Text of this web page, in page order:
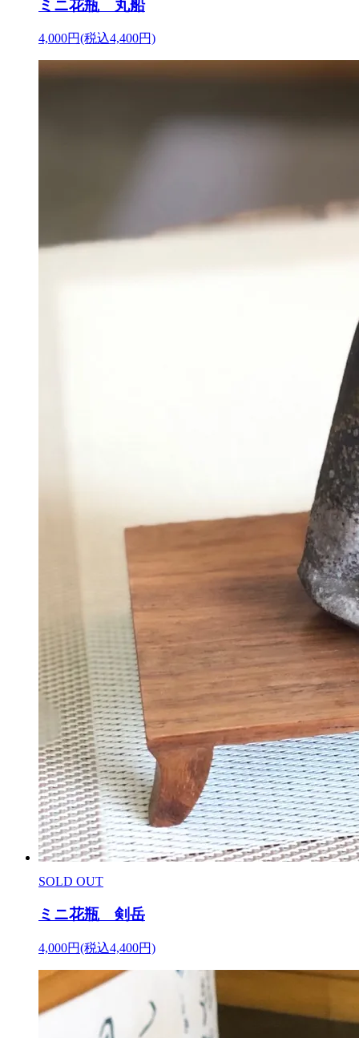
ミニ花瓶 丸船
4,000円(税込4,400円)
SOLD OUT
ミニ花瓶 剣岳
4,000円(税込4,400円)